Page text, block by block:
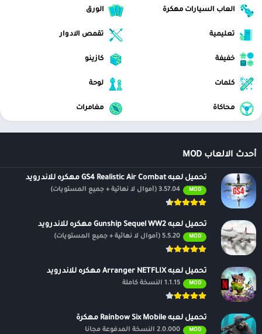
العاب السيارات مهكرة الورق
تعليمية تقمص الادوار
خفيفة كازينو
كلمات لوحة
محاكاة مغامرات
أحدث الالعاب MOD
تحميل لعبه GS4 Realistic Air Combat مهكره للاندرويد
MOD 3.57.04 (أموال لا نهائية + جميع المستويات)
تحميل لعبه Gunship Sequel WW2 مهكره للاندرويد
MOD 5.5.20 (أموال لا نهائية + جميع المستويات)
تحميل لعبه Arranger NETFLIX مهكره للاندرويد
MOD 1.1.15 النسخة كاملة
تحميل لعبه Rainbow Six Mobile مهكرة
MOD 2.0.000 النسخة المدفوعة مجانًا